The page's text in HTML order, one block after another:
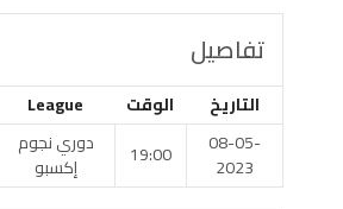
تفاصيل
التاريخ الوقت League
08-05-
2023
19:00
دوري نجوم
إكسبو